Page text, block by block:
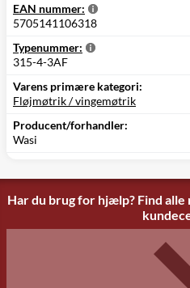
EAN nummer:
5705141106318
Typenummer:
315-4-3AF
Varens primære kategori:
Fløjmøtrik / vingemøtrik
Producent/forhandler:
Wasi
Har du brug for hjælp? Find